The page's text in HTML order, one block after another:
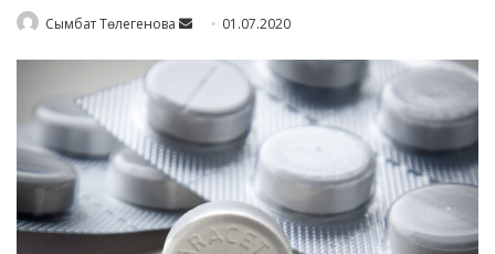
Сымбат Төлегенова
Send 01.07.2020